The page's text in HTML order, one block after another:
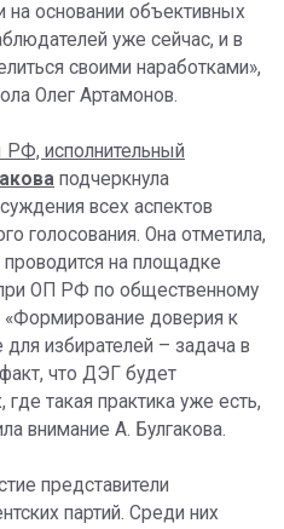
на основании объективных
уже сейчас, и в
своими наработками»,
Олег Артамонов.
исполнительный
подчеркнула
всех аспектов
голосования. Она отметила,
проводится на площадке
ОП РФ по общественному
«Формирование доверия к
для избирателей – задача в
что ДЭГ будет
где такая практика уже есть,
внимание А. Булгакова.
представители
партий. Среди них